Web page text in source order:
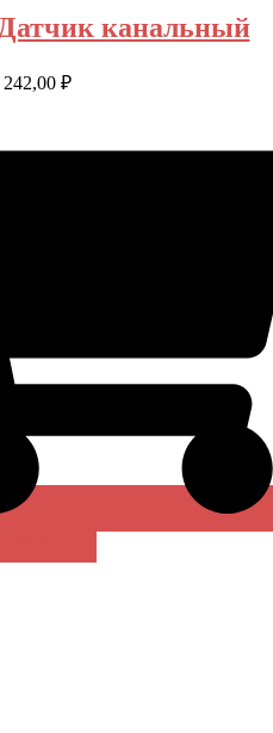
канальный
242,00 ₽